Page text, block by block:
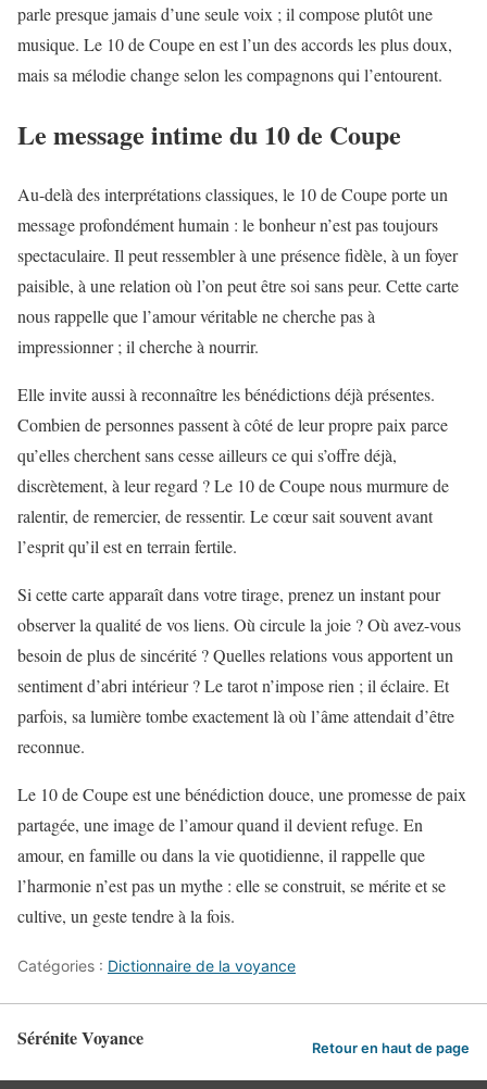
parle presque jamais d’une seule voix ; il compose plutôt une
musique. Le 10 de Coupe en est l’un des accords les plus doux,
mais sa mélodie change selon les compagnons qui l’entourent.
Le message intime du 10 de Coupe
Au-delà des interprétations classiques, le 10 de Coupe porte un
message profondément humain : le bonheur n’est pas toujours
spectaculaire. Il peut ressembler à une présence fidèle, à un foyer
paisible, à une relation où l’on peut être soi sans peur. Cette carte
nous rappelle que l’amour véritable ne cherche pas à
impressionner ; il cherche à nourrir.
Elle invite aussi à reconnaître les bénédictions déjà présentes.
Combien de personnes passent à côté de leur propre paix parce
qu’elles cherchent sans cesse ailleurs ce qui s’offre déjà,
discrètement, à leur regard ? Le 10 de Coupe nous murmure de
ralentir, de remercier, de ressentir. Le cœur sait souvent avant
l’esprit qu’il est en terrain fertile.
Si cette carte apparaît dans votre tirage, prenez un instant pour
observer la qualité de vos liens. Où circule la joie ? Où avez-vous
besoin de plus de sincérité ? Quelles relations vous apportent un
sentiment d’abri intérieur ? Le tarot n’impose rien ; il éclaire. Et
parfois, sa lumière tombe exactement là où l’âme attendait d’être
reconnue.
Le 10 de Coupe est une bénédiction douce, une promesse de paix
partagée, une image de l’amour quand il devient refuge. En
amour, en famille ou dans la vie quotidienne, il rappelle que
l’harmonie n’est pas un mythe : elle se construit, se mérite et se
cultive, un geste tendre à la fois.
Catégories : Dictionnaire de la voyance
Sérénite Voyance Retour en haut de page